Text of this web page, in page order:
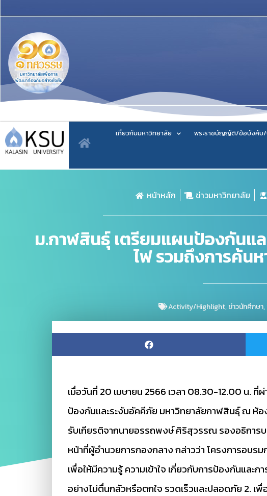
เกี่ยวกับมหาวิทยาลัย พระราชบัญญัติ/ข้อบังคับ/
หน้าหลัก ข่าวมหาวิทยาลัย
ม.กาฬสินธุ์ เตรียมแผนป้องกันแ
ไฟ รวมถึงการค้น
Activity/Highlight,ข่าวนักศึกษา,
เมื่อวันที่ 20 เมษายน 2566 เวลา 08.30-12.00 น.
ป้องกันและระงับอัคคีภัย มหาวิทยาลัยกาฬสินธุ์ ณ ห้อ
รับเกียรติจากนายอรรถพงษ์ ศิริสุวรรณ รองอธิการ
หน้าที่ผู้อำนวยการกองกลาง กล่าวว่า โครงการอบร
เพื่อให้มีความรู้ ความเข้าใจ เกี่ยวกับการป้องกันและ
อย่างไม่ตื่นกลัวหรือตกใจ รวดเร็วและปลอดภัย 2.